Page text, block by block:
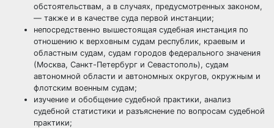
обстоятельствам, а в случаях, предусмотренных законом,
— также и в качестве суда первой инстанции;
непосредственно вышестоящая судебная инстанция по
отношению к верховным судам республик, краевым и
областным судам, судам городов федерального значения
(Москва, Санкт-Петербург и Севастополь), судам
автономной области и автономных округов, окружным и
флотским военным судам;
изучение и обобщение судебной практики, анализ
судебной статистики и разъяснение по вопросам судебной
практики;